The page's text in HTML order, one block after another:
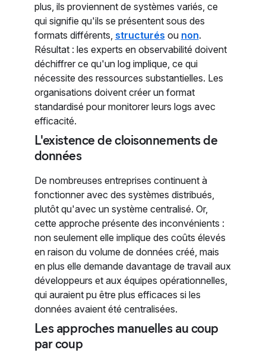
plus, ils proviennent de systèmes variés, ce
qui signifie qu'ils se présentent sous des
formats différents, structurés ou non.
Résultat : les experts en observabilité doivent
déchiffrer ce qu'un log implique, ce qui
nécessite des ressources substantielles. Les
organisations doivent créer un format
standardisé pour monitorer leurs logs avec
efficacité.
L'existence de cloisonnements de
données
De nombreuses entreprises continuent à
fonctionner avec des systèmes distribués,
plutôt qu'avec un système centralisé. Or,
cette approche présente des inconvénients :
non seulement elle implique des coûts élevés
en raison du volume de données créé, mais
en plus elle demande davantage de travail aux
développeurs et aux équipes opérationnelles,
qui auraient pu être plus efficaces si les
données avaient été centralisées.
Les approches manuelles au coup
par coup